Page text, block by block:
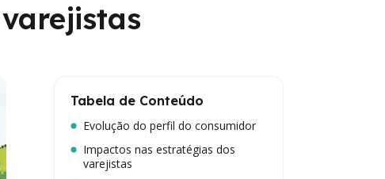
Tabela de Conteúdo
Evolução do perfil do consumidor
Impactos nas estratégias dos
varejistas